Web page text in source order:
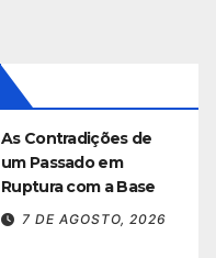
As Contradições de
um Passado em
Ruptura com a Base
7 DE AGOSTO, 2026